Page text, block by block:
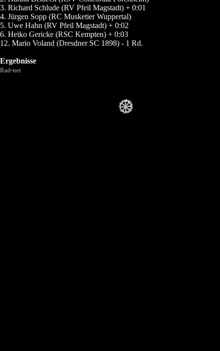
3. Richard Schlude (RV Pfeil Magstadt) + 0:01
4. Jürgen Sopp (RC Musketier Wuppertal)
5. Uwe Hahn (RV Pfeil Magstadt) + 0:02
6. Heiko Gericke (RSC Kempten) + 0:03
12. Mario Voland (Dresdner SC 1898) - 1 Rd.
Ergebnisse
Rad-net